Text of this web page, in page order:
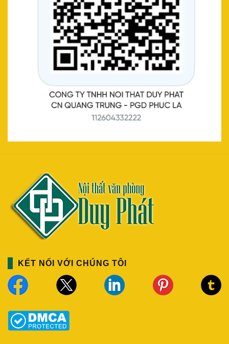
KẾT NỐI VỚI CHÚNG TÔI